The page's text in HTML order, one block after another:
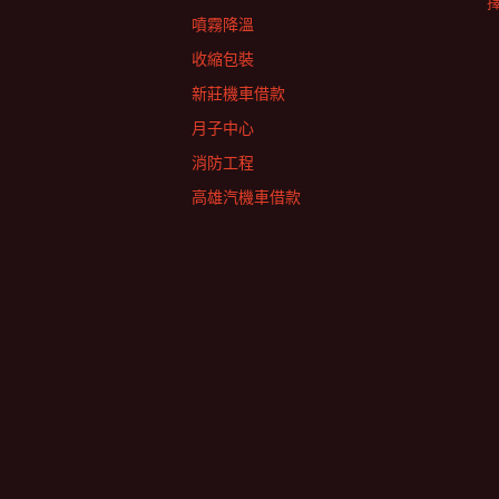
噴霧降溫
收縮包裝
新莊機車借款
月子中心
消防工程
高雄汽機車借款